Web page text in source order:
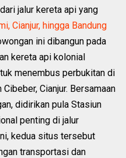
jalur kereta api yang
Cianjur, hingga Bandung
ini dibangun pada
kereta api kolonial
menembus perbukitan di
Cianjur. Bersamaan
didirikan pula Stasiun
penting di jalur
kedua situs tersebut
transportasi dan